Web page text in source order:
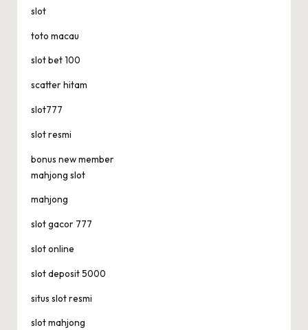
slot
toto macau
slot bet 100
scatter hitam
slot777
slot resmi
bonus new member
mahjong slot
mahjong
slot gacor 777
slot online
slot deposit 5000
situs slot resmi
slot mahjong